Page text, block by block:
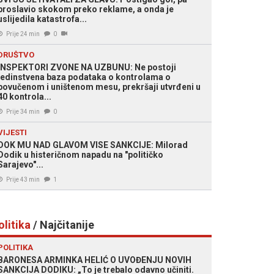
skokom preko reklame, a onda je
katastrofa...
Prije 24 min 0
ZVONE NA UZBUNU: Ne postoji
baza podataka o kontrolama o
i uništenom mesu, prekršaji utvrđeni u
kontrola...
Prije 34 min 0
MU NAD GLAVOM VISE SANKCIJE: Milorad
u histeričnom napadu na "političko
Prije 43 min 1
/ Najčitanije
ARMINKA HELIĆ O UVOĐENJU NOVIH
DODIKU: „To je trebalo odavno učiniti.